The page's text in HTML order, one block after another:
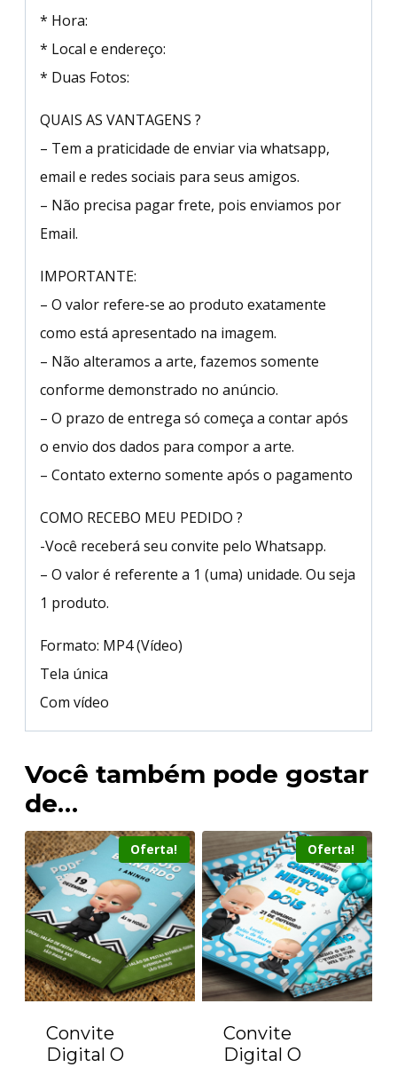
* Hora:
* Local e endereço:
* Duas Fotos:
QUAIS AS VANTAGENS ?
– Tem a praticidade de enviar via whatsapp,
email e redes sociais para seus amigos.
– Não precisa pagar frete, pois enviamos por
Email.
IMPORTANTE:
– O valor refere-se ao produto exatamente
como está apresentado na imagem.
– Não alteramos a arte, fazemos somente
conforme demonstrado no anúncio.
– O prazo de entrega só começa a contar após
o envio dos dados para compor a arte.
– Contato externo somente após o pagamento
COMO RECEBO MEU PEDIDO ?
-Você receberá seu convite pelo Whatsapp.
– O valor é referente a 1 (uma) unidade. Ou seja
1 produto.
Formato: MP4 (Vídeo)
Tela única
Com vídeo
Você também pode gostar
de…
Oferta!
Convite
Digital O
Oferta!
Convite
Digital O